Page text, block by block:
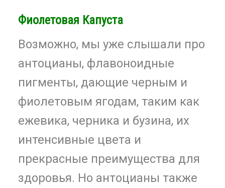
Фиолетовая Капуста
Возможно, мы уже слышали про
антоцианы, флавоноидные
пигменты, дающие черным и
фиолетовым ягодам, таким как
ежевика, черника и бузина, их
интенсивные цвета и
прекрасные преимущества для
здоровья. Но антоцианы также